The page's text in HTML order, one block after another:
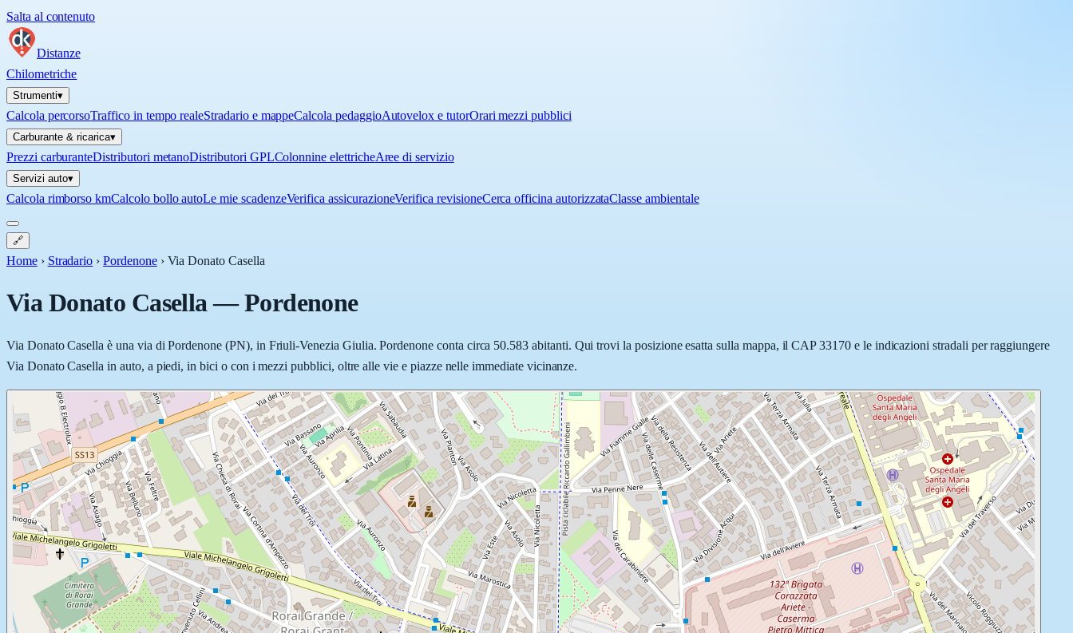
Salta al contenuto
Distanze
Chilometriche
Strumenti▾
Calcola percorsoTraffico in tempo realeStradario e mappeCalcola pedaggioAutovelox e tutorOrari mezzi pubblici
Carburante & ricarica▾
Prezzi carburanteDistributori metanoDistributori GPLColonnine elettricheAree di servizio
Servizi auto▾
Calcola rimborso kmCalcolo bollo autoLe mie scadenzeVerifica assicurazioneVerifica revisioneCerca officina autorizzataClasse ambientale
🔗
Home › Stradario › Pordenone › Via Donato Casella
Via Donato Casella—Pordenone
Via Donato Casella è una via di Pordenone (PN), in Friuli-Venezia Giulia. Pordenone conta circa 50.583 abitanti. Qui trovi la posizione esatta sulla mappa, il CAP 33170 e le indicazioni stradali per raggiungere
Via Donato Casella in auto, a piedi, in bici o con i mezzi pubblici, oltre alle vie e piazze nelle immediate vicinanze.